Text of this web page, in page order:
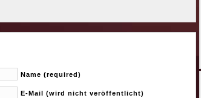
Name (required)
E-Mail (wird nicht veröffentlicht)